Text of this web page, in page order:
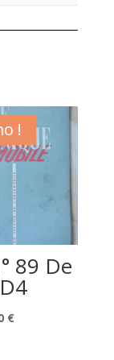
!
89 De
€Le